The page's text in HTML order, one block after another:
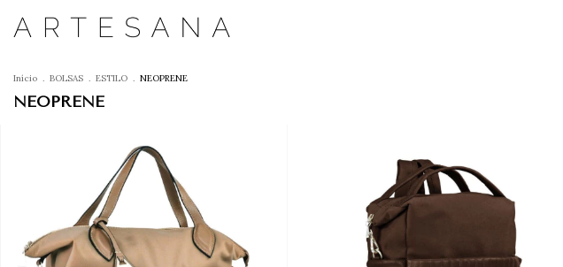
Início BOLSAS ESTILO NEOPRENE
NEOPRENE